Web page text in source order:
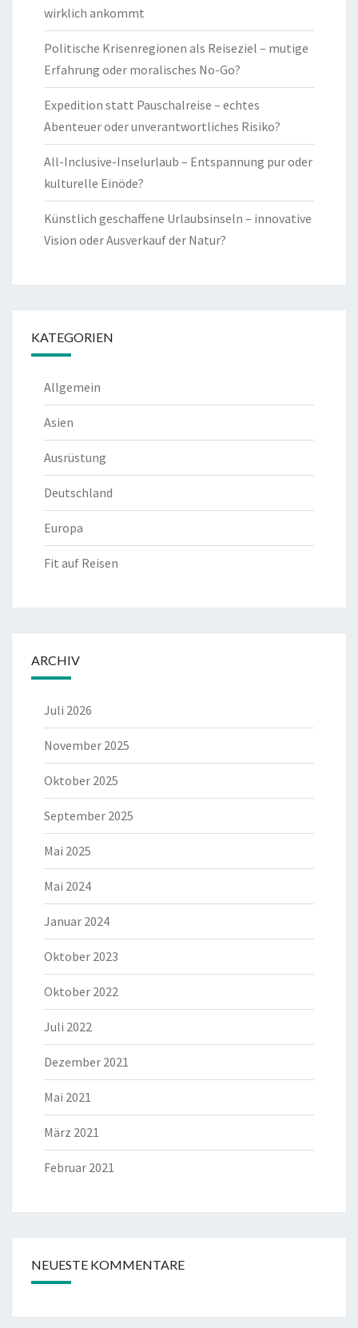
wirklich ankommt
Politische Krisenregionen als Reiseziel – mutige
Erfahrung oder moralisches No-Go?
Expedition statt Pauschalreise – echtes
Abenteuer oder unverantwortliches Risiko?
All-Inclusive-Inselurlaub – Entspannung pur oder
kulturelle Einöde?
Künstlich geschaffene Urlaubsinseln – innovative
Vision oder Ausverkauf der Natur?
KATEGORIEN
Allgemein
Asien
Ausrüstung
Deutschland
Europa
Fit auf Reisen
ARCHIV
Juli 2026
November 2025
Oktober 2025
September 2025
Mai 2025
Mai 2024
Januar 2024
Oktober 2023
Oktober 2022
Juli 2022
Dezember 2021
Mai 2021
März 2021
Februar 2021
NEUESTE KOMMENTARE